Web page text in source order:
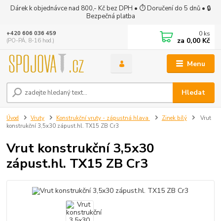
Dárek k objednávce nad 800,- Kč bez DPH • ⏱ Doručení do 5 dnů • 🔒
Bezpečná platba
Menu
Hledat
+420 606 036 459
(PO-PÁ, 8-16 hod.)
0 ks
za 0,00 Kč
Úvod Vruty Konstrukční vruty - zápustná hlava Zinek bílý
Vrut
konstrukční 3,5x30 zápust.hl. TX15 ZB Cr3
Vrut konstrukční 3,5x30
zápust.hl. TX15 ZB Cr3